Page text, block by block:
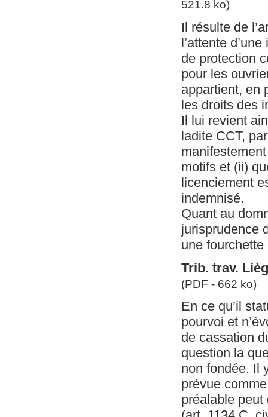
521.8 ko)
Il résulte de
l’attente
de protection
pour les
appartient, en
les droits des
Il lui revient
ladite CCT,
motifs et (ii)
licenciement
indemnisé.
Quant au
jurisprudence
une
Trib. trav.
(PDF - 662 ko)
En ce qu’il
pourvoi et
de cassation
question la
non fondée. Il
prévue
préalable peut